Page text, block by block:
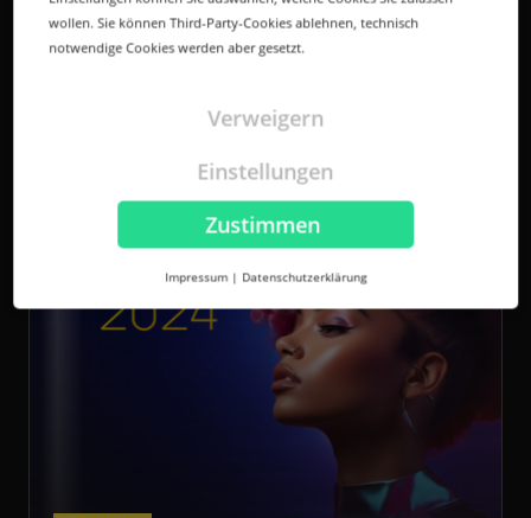
wollen. Sie können Third-Party-Cookies ablehnen, technisch
notwendige Cookies werden aber gesetzt.
Zustimmen
Verweigern
Einstellungen
Impressum | Datenschutzerklärung